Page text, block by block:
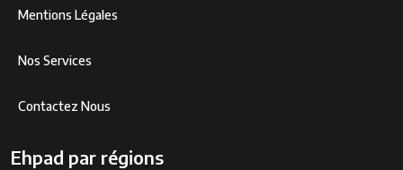
Mentions Légales
Nos Services
Contactez Nous
Ehpad par régions